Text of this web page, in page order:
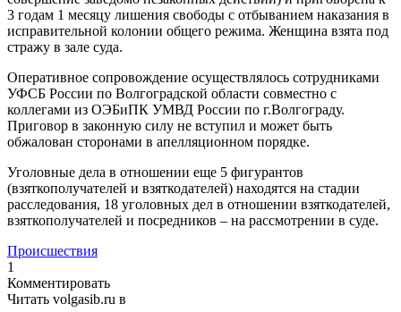
3 годам 1 месяцу лишения свободы с отбыванием наказания в
исправительной колонии общего режима. Женщина взята под
стражу в зале суда.
Оперативное сопровождение осуществлялось сотрудниками
УФСБ России по Волгоградской области совместно с
коллегами из ОЭБиПК УМВД России по г.Волгограду.
Приговор в законную силу не вступил и может быть
обжалован сторонами в апелляционном порядке.
Уголовные дела в отношении еще 5 фигурантов
(взяткополучателей и взяткодателей) находятся на стадии
расследования, 18 уголовных дел в отношении взяткодателей,
взяткополучателей и посредников – на рассмотрении в суде.
Происшествия
1
Комментировать
Читать volgasib.ru в